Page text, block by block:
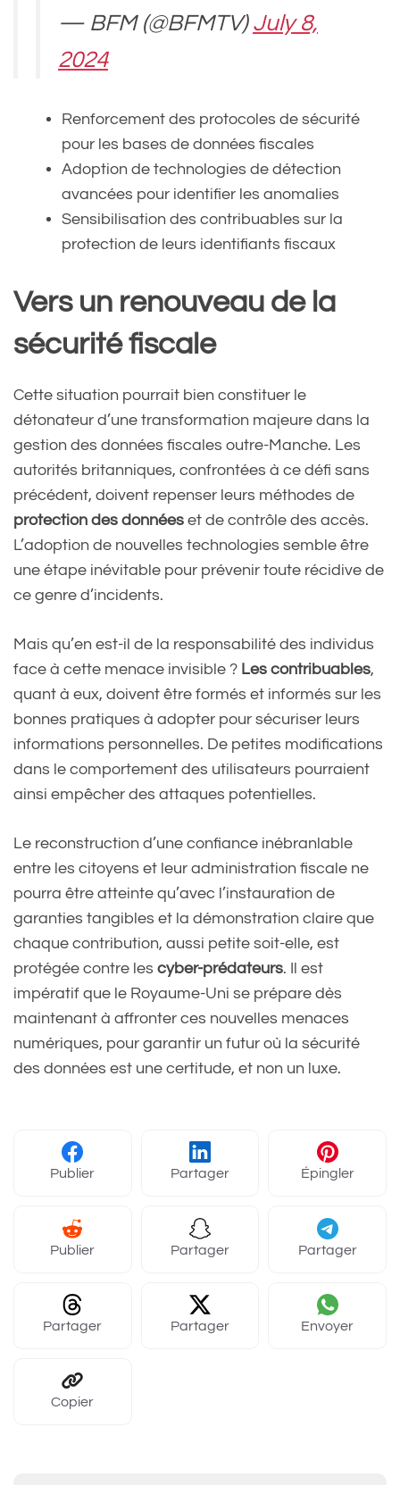
— BFM (@BFMTV)July 8,
2024
Renforcement des protocoles de sécurité
pour les bases de données fiscales
Adoption de technologies de détection
avancées pour identifier les anomalies
Sensibilisation des contribuables sur la
protection de leurs identifiants fiscaux
Vers un renouveau de la
sécurité fiscale
Cette situation pourrait bien constituer le
détonateur d’une transformation majeure dans la
gestion des données fiscales outre-Manche. Les
autorités britanniques, confrontées à ce défi sans
précédent, doivent repenser leurs méthodes de
protection des données et de contrôle des accès.
L’adoption de nouvelles technologies semble être
une étape inévitable pour prévenir toute récidive de
ce genre d’incidents.
Mais qu’en est-il de la responsabilité des individus
face à cette menace invisible ? Les contribuables,
quant à eux, doivent être formés et informés sur les
bonnes pratiques à adopter pour sécuriser leurs
informations personnelles. De petites modifications
dans le comportement des utilisateurs pourraient
ainsi empêcher des attaques potentielles.
Le reconstruction d’une confiance inébranlable
entre les citoyens et leur administration fiscale ne
pourra être atteinte qu’avec l’instauration de
garanties tangibles et la démonstration claire que
chaque contribution, aussi petite soit-elle, est
protégée contre les cyber-prédateurs. Il est
impératif que le Royaume-Uni se prépare dès
maintenant à affronter ces nouvelles menaces
numériques, pour garantir un futur où la sécurité
des données est une certitude, et non un luxe.
Publier Partager Épingler
Publier Partager Partager
Partager Partager Envoyer
Copier